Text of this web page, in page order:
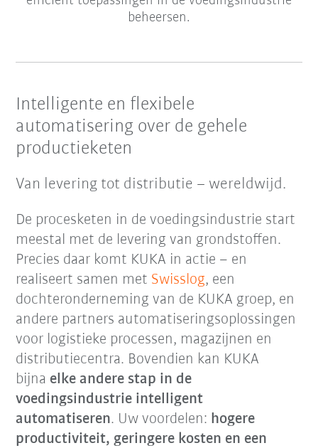
beheersen.
Intelligente en flexibele
automatisering over de gehele
productieketen
Van levering tot distributie – wereldwijd.
De procesketen in de voedingsindustrie start
meestal met de levering van grondstoffen.
Precies daar komt KUKA in actie – en
realiseert samen met Swisslog, een
dochteronderneming van de KUKA groep, en
andere partners automatiseringsoplossingen
voor logistieke processen, magazijnen en
distributiecentra. Bovendien kan KUKA
bijna elke andere stap in de
voedingsindustrie intelligent
automatiseren. Uw voordelen: hogere
productiviteit, geringere kosten en een